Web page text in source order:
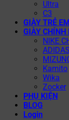
Ultra
C3
GIÀY TRẺ EM
GIÀY CHÍNH
NIKE
Kamito
Wika
Zocker
PHỤ KIỆN
BLOG
Login